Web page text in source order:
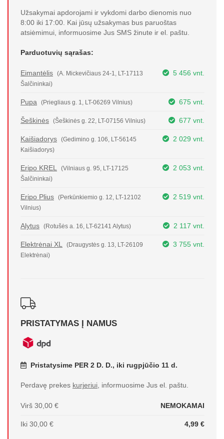
Užsakymai apdorojami ir vykdomi darbo dienomis nuo
8:00 iki 17:00. Kai jūsų užsakymas bus paruoštas
atsiėmimui, informuosime Jus SMS žinute ir el. paštu.
Parduotuvių sąrašas:
Eimantėlis
(A. Mickevičiaus 24-1, LT-17113
Šalčininkai)
5 456 vnt.
Pupa (Priegliaus g. 1, LT-06269 Vilnius) 675 vnt.
Šeškinės (Šeškinės g. 22, LT-07156 Vilnius) 677 vnt.
Kaišiadorys
(Gedimino g. 106, LT-56145
Kaišiadorys)
2 029 vnt.
Eripo KREL
(Vilniaus g. 95, LT-17125
Šalčininkai)
2 053 vnt.
Eripo Plius
(Perkūnkiemio g. 12, LT-12102
Vilnius)
2 519 vnt.
Alytus (Rotušės a. 16, LT-62141 Alytus) 2 117 vnt.
Elektrėnai XL
(Draugystės g. 13, LT-26109
Elektrėnai)
3 755 vnt.
PRISTATYMAS Į NAMUS
Pristatysime PER 2 D. D., iki rugpjūčio 11 d.
Perdavę prekes kurjeriui, informuosime Jus el. paštu.
Virš 30,00 € NEMOKAMAI
Iki 30,00 € 4,99 €